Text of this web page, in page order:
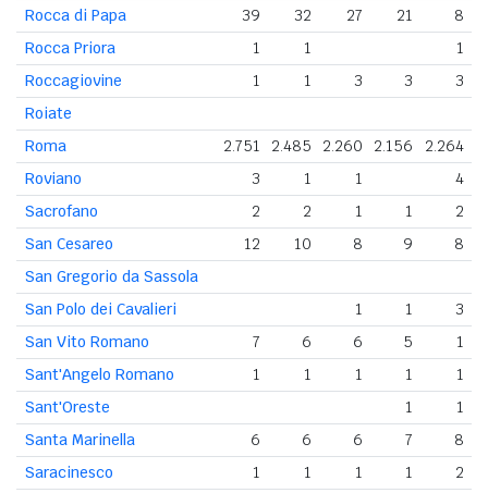
Rocca di Papa
39 32 27 21
8
Rocca Priora
1 1
1
Roccagiovine
1 1 3 3
3
Roiate
Roma
2.751 2.485 2.260 2.156 2.264
Roviano
3 1 1
4
Sacrofano
2 2 1 1
2
San Cesareo
12 10 8 9
8
San Gregorio da Sassola
San Polo dei Cavalieri
1 1
3
San Vito Romano
7 6 6 5
1
Sant'Angelo Romano
1 1 1 1
1
Sant'Oreste
1
1
Santa Marinella
6 6 6 7
8
Saracinesco
1 1 1 1
2